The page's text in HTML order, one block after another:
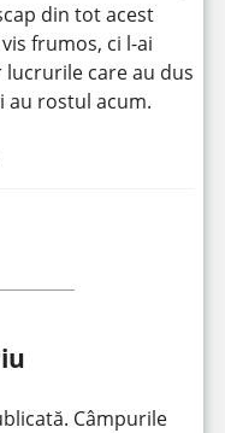
din tot acest
frumos, ci l-ai
care au dus
au rostul acum.
Câmpurile